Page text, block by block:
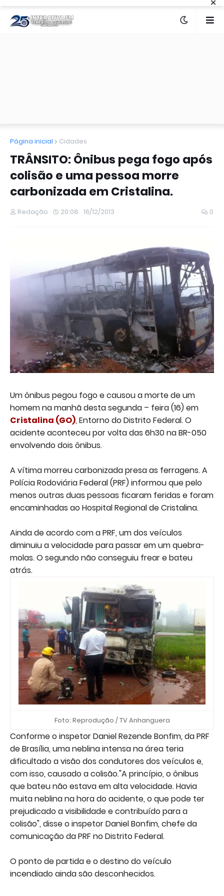
Página inicial Cidades
TRÂNSITO: Ônibus pega fogo após
colisão e uma pessoa morre
carbonizada em Cristalina.
Redação 20:08 16/12/2013 0
Um ônibus pegou fogo e causou a morte de um
homem na manhã desta segunda – feira (16) em
Cristalina (GO), Entorno do Distrito Federal. O
acidente aconteceu por volta das 6h30 na BR-050
envolvendo dois ônibus.
A vítima morreu carbonizada presa as ferragens. A
Polícia Rodoviária Federal (PRF) informou que pelo
menos outras duas pessoas ficaram feridas e foram
encaminhadas ao Hospital Regional de Cristalina.
Ainda de acordo com a PRF, um dos veículos
diminuiu a velocidade para passar em um quebra-
molas. O segundo não conseguiu frear e bateu
atrás.
Foto: Reprodução / TV Anhanguera
Conforme o inspetor Daniel Rezende Bonfim, da PRF
de Brasília, uma neblina intensa na área teria
dificultado a visão dos condutores dos veículos e,
com isso, causado a colisão."A princípio, o ônibus
que bateu não estava em alta velocidade. Havia
muita neblina na hora do acidente, o que pode ter
prejudicado a visibilidade e contribuído para a
colisão", disse o inspetor Daniel Bonfim, chefe da
comunicação da PRF no Distrito Federal.
O ponto de partida e o destino do veículo
incendiado ainda são desconhecidos.